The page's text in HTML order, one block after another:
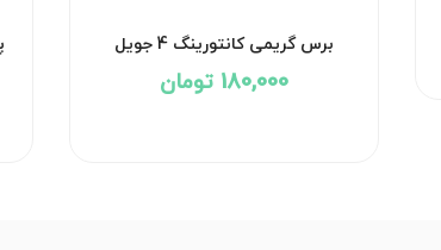
پد تخم مرغی ( بیوتی بلندر ) 6 تایی
جویل275,000 تومان